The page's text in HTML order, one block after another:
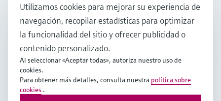
Soporte
COL
Utilizamos cookies para mejorar su experiencia de
navegación, recopilar estadísticas para optimizar
la funcionalidad del sitio y ofrecer publicidad o
contenido personalizado.
Al seleccionar «Aceptar todas», autoriza nuestro uso de
cookies.
Para obtener más detalles, consulta nuestra política sobre
cookies .